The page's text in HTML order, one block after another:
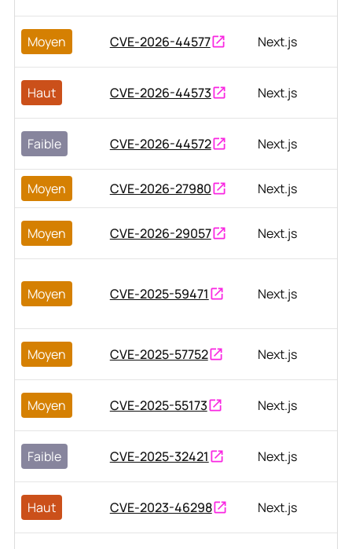
Moyen CVE-2026-44577 Next.js
Haut CVE-2026-44573 Next.js
Faible CVE-2026-44572 Next.js
Moyen CVE-2026-27980 Next.js
Moyen CVE-2026-29057 Next.js
Moyen CVE-2025-59471 Next.js
Moyen CVE-2025-57752 Next.js
Moyen CVE-2025-55173 Next.js
Faible CVE-2025-32421 Next.js
Haut CVE-2023-46298 Next.js